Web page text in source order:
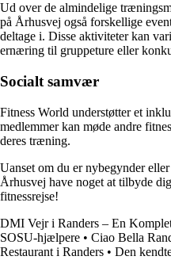
Ud over de almindelige
på Århusvej også forskellige
deltage i. Disse aktiviteter kan
ernæring til gruppeture eller
Socialt samvær
Fitness World understøtter et
medlemmer kan møde andre
deres træning.
Uanset om du er nybegynder
Århusvej have noget at tilbyde
fitnessrejse!
DMI Vejr i Randers – En
SOSU-hjælpere • Ciao Bella
Restaurant i Randers • Den